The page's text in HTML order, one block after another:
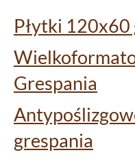
Płytki 120x60
Grespania
grespania